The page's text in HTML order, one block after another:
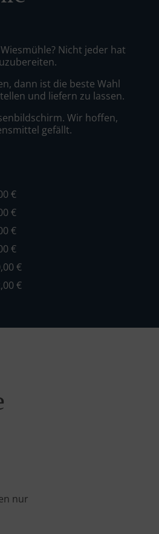
Nicht jeder hat
dann ist die beste Wahl
und liefern zu lassen.
Wir hoffen,
gefällt.
€
€
€
€
€
€
nur